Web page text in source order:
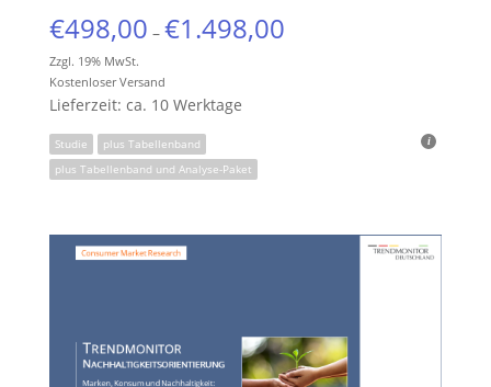
€498,00 – €1.498,00
Zzgl. 19% MwSt.
Kostenloser Versand
Lieferzeit: ca. 10 Werktage
Studie
plus Tabellenband
plus Tabellenband und Analyse-Paket